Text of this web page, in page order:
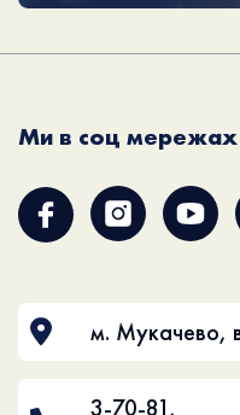
Ми в соц мережах
м. Мукачево,
3-70-81,